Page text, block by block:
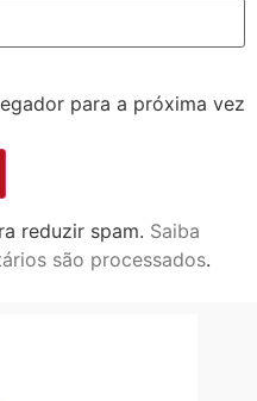
para a próxima vez
reduzir spam. Saiba
são processados.